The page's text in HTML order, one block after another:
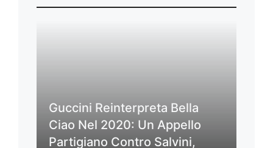
Guccini Reinterpreta Bella
Ciao Nel 2020: Un Appello
Partigiano Contro Salvini,